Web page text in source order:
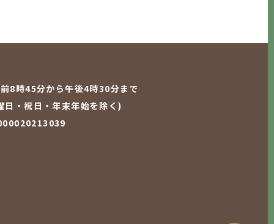
8時45分から午後4時30分まで
日・祝日・年末年始を除く)